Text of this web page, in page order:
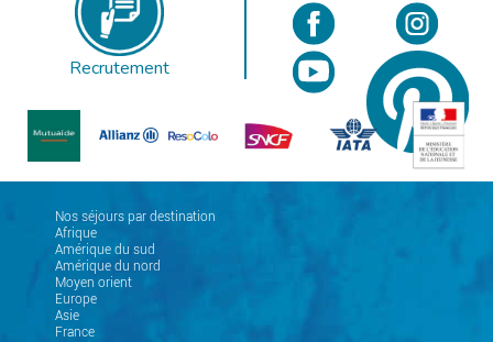
Recrutement
Nos séjours par destination
Afrique
Amérique du sud
Amérique du nord
Moyen orient
Europe
Asie
France